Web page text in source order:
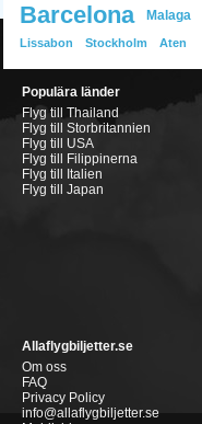
Barcelona Malaga
Lissabon Stockholm Aten
Populära länder
Flyg till Thailand
Flyg till Storbritannien
Flyg till USA
Flyg till Filippinerna
Flyg till Italien
Flyg till Japan
Allaflygbiljetter.se
Om oss
FAQ
Privacy Policy
info@allaflygbiljetter.se